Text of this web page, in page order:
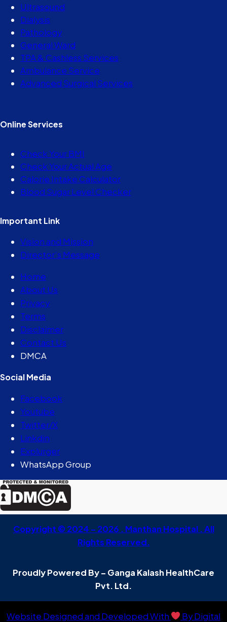
Ultrasound
Dialysis
Pathology
General Ward
TPA & Cashless Services
Ambulance Service
Advanced Surgical Services
Online Services
Check Your BMI
Check Your Actual Age
Calorie Intake Calculator
Blood Sugar Level Checker
Important Link
Vision and Mission
Director’s Message
Home
About Us
Privacy
Terms
Disclaimer
Contact Us
DMCA
Social Media
Facebook
Youtube
Twitter/X
Linkdin
Explurger
WhatsApp Group
Copyright © 2024 – 2026 . Manthan Hospital . All
Rights Reserved.
Proudly Powered By – Ganga Kalash HealthCare
Pvt. Ltd.
Website Designed and Developed With By Digital